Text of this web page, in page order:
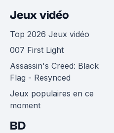
Jeux vidéo
Top 2026 Jeux vidéo
007 First Light
Assassin's Creed: Black
Flag - Resynced
Jeux populaires en ce
moment
BD